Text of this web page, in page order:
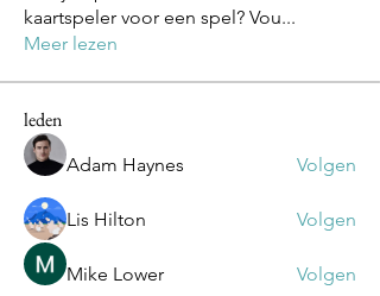
kaartspeler voor een spel? Vou...
Meer lezen
leden
Adam Haynes Volgen
Lis Hilton Volgen
Mike Lower Volgen